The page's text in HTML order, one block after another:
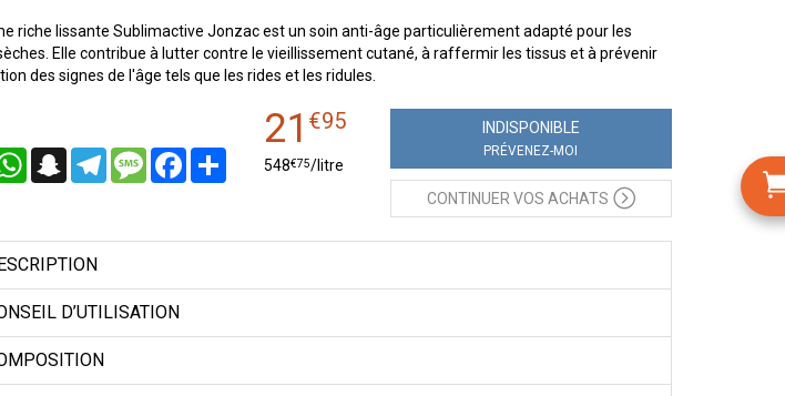
riche lissante Sublimactive Jonzac est un soin anti-âge particulièrement adapté pour les
Elle contribue à lutter contre le vieillissement cutané, à raffermir les tissus et à prévenir
des signes de l'âge tels que les rides et les ridules.
WhatsAppSnapchatTelegramMessageFacebookPartager
21 €95
548€75/litre
INDISPONIBLE
PRÉVENEZ-MOI
CONTINUER VOS ACHATS
D’UTILISATION